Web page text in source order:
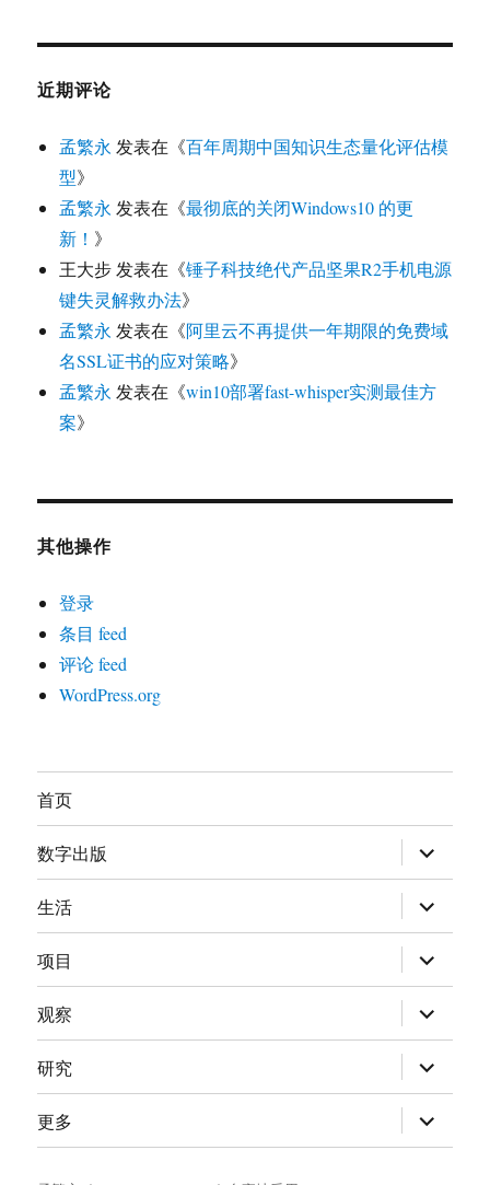
近期评论
孟繁永 发表在《百年周期中国知识生态量化评估模
型》
孟繁永 发表在《最彻底的关闭Windows10 的更
新！ 》
王大步 发表在《锤子科技绝代产品坚果R2手机电源
键失灵解救办法》
孟繁永 发表在《阿里云不再提供一年期限的免费域
名SSL证书的应对策略》
孟繁永 发表在《win10部署fast-whisper实测最佳方
案》
其他操作
登录
条目 feed
评论 feed
WordPress.org
首页
数字出版 展
开
子
菜
单
生活 展
开
子
菜
单
项目 展
开
子
菜
单
观察 展
开
子
菜
单
研究 展
开
子
菜
单
更多 展
开
子